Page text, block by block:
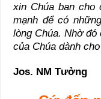
xin Chúa ban cho
mạnh để có
lòng Chúa. Nhờ
của Chúa dành
Jos. NM Tưởng